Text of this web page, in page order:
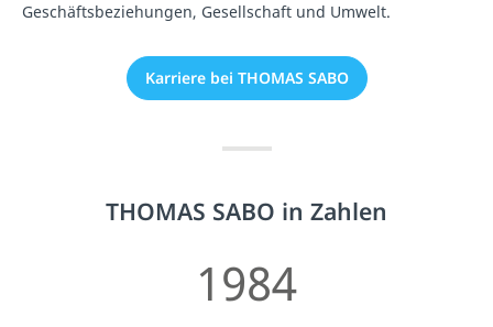
Geschäftsbeziehungen, Gesellschaft und Umwelt.
Karriere bei THOMAS SABO
THOMAS SABO in Zahlen
1984